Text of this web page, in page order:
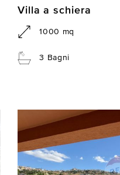
Villa a schiera
1000 mq
3 Bagni